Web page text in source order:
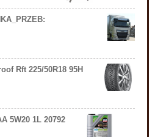
Rft 225/50R18 95H
5W20 1L 20792